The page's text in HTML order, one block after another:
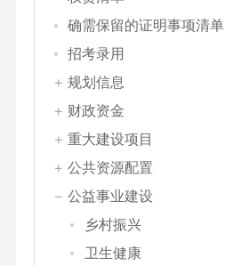
确需保留的证明事项清单
招考录用
规划信息
财政资金
重大建设项目
公共资源配置
公益事业建设
乡村振兴
卫生健康